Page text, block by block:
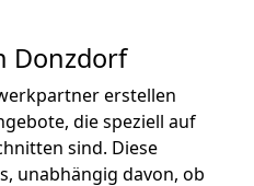
Donzdorf
erstellen
die speziell auf
sind. Diese
unabhängig davon, ob